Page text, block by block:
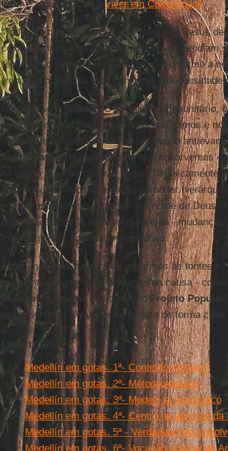
valor e chamados/as aviver em Comunidade.
“Todos/as que abraçavam a fé (seguiam Jesus
colocavam em comum todas as coisas, vendiam
repartiam o dinheiro entre todos/as, conforme a
(reparem mais uma vez: conforme a necessidade
Não é esse o verdadeiro socialismo comunitário,
na hora de - os cristãos e cristãs que somos e
totalmente das influências desumanas e
feudalismo e do capitalismo, que absorvemos -
na nossa maneira de viver e que,
hora de vencermos a tentação do poder
sempre procuramos legitimar em nome de
organização social de nossas
Igrejas- mudanças
mas também e sobretudo estruturais.
Enfim, não está na hora de voltarmos às fontes
boa vontade, que lutam pela mesma causa -
Evangelho
, que na realidade é o Projeto Popular
nos deve levar a viver esse projeto de forma
Leia mais
Medellín em gotas. 1ª- Contexto histórico
Medellín em gotas. 2ª- Método adotado
Medellín em gotas. 3ª- Modelo eclesiológico
Medellín em gotas. 4ª- Centro da atenção da
Medellín em gotas. 5ª - Verdadeiro
Medellín em gotas. 6ª- Vocação original da